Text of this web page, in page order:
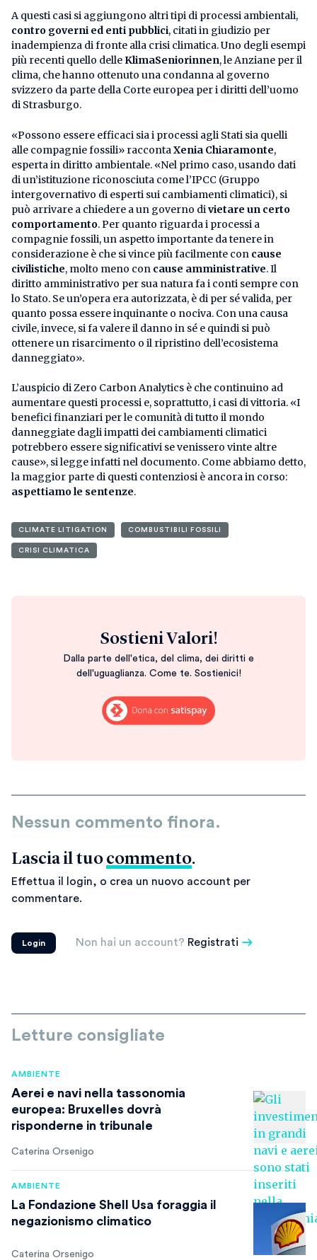
A questi casi si aggiungono altri tipi di processi ambientali,
contro governi ed enti pubblici, citati in giudizio per
inadempienza di fronte alla crisi climatica. Uno degli esempi
più recenti quello delleKlimaSeniorinnen, le Anziane per il
clima, che hanno ottenuto una condanna al governo
svizzero da parte della Corte europea per i diritti dell’uomo
di Strasburgo.
«Possono essere efficaci sia i processi agli Stati sia quelli
alle compagnie fossili» racconta Xenia Chiaramonte,
esperta in diritto ambientale. «Nel primo caso, usando dati
di un’istituzione riconosciuta come l’IPCC (Gruppo
intergovernativo di esperti sui cambiamenti climatici), si
può arrivare a chiedere a un governo di vietare un certo
comportamento. Per quanto riguarda i processi a
compagnie fossili, un aspetto importante da tenere in
considerazione è che si vince più facilmente con cause
civilistiche, molto meno con cause amministrative. Il
diritto amministrativo per sua natura fa i conti sempre con
lo Stato. Se un’opera era autorizzata, è di per sé valida, per
quanto possa essere inquinante o nociva. Con una causa
civile, invece, si fa valere il danno in sé e quindi si può
ottenere un risarcimento o il ripristino dell’ecosistema
danneggiato».
L’auspicio di Zero Carbon Analytics è che continuino ad
aumentare questi processi e, soprattutto, i casi di vittoria. «I
benefici finanziari per le comunità di tutto il mondo
danneggiate dagli impatti dei cambiamenti climatici
potrebbero essere significativi se venissero vinte altre
cause», si legge infatti nel documento. Come abbiamo detto,
la maggior parte di questi contenziosi è ancora in corso:
aspettiamo le sentenze.
CLIMATE LITIGATION COMBUSTIBILI FOSSILI
CRISI CLIMATICA
Sostieni Valori!
Dalla parte dell'etica, del clima, dei diritti e
dell'uguaglianza. Come te. Sostienici!
Nessun commento finora.
Lascia il tuo commento.
Effettua il login, o crea un nuovo account per
commentare.
Login Non hai un account? Registrati
Letture consigliate
AMBIENTE
Aerei e navi nella tassonomia
europea: Bruxelles dovrà
risponderne in tribunale
Caterina Orsenigo
AMBIENTE
La Fondazione Shell Usa foraggia il
negazionismo climatico
Caterina Orsenigo